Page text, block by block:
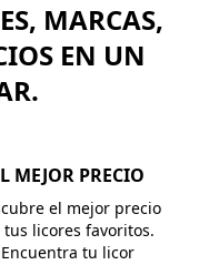
MARCAS,
EN UN
MEJOR PRECIO
el mejor precio
tus licores favoritos.
Encuentra tu licor